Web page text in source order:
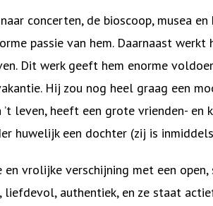
concerten, de bioscoop, musea
passie van hem. Daarnaast werkt
Dit werk geeft hem enorme
Hij zou nog heel graag een
leven, heeft een grote vrienden- en
huwelijk een dochter (zij is
vrolijke verschijning met een open,
authentiek, en ze staat